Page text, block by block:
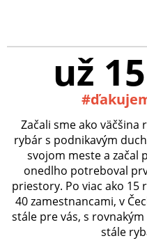
už
Začali sme ako
rybár s podnikavým
svojom meste a začal
onedlho potreboval
priestory. Po viac ako 15
40 zamestnancami, v
stále pre vás, s
stále